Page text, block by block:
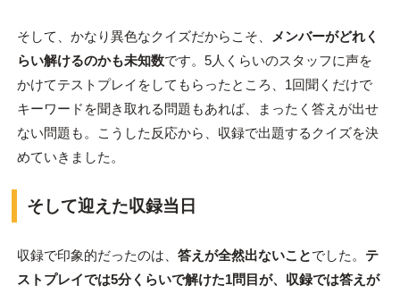
そして、かなり異色なクイズだからこそ、
メンバーがどれく
らい解けるのかも未知数です。5人くらいのスタッフに声を
かけてテストプレイをしてもらったところ、1回聞くだけで
キーワードを聞き取れる問題もあれば、まったく答えが出せ
ない問題も。こうした反応から、収録で出題するクイズを決
めていきました。
そして迎えた収録当日
収録で印象的だったのは、 答えが全然出ないことでした。 テ
ストプレイでは5分くらいで解けた1問目が、収録では答えが